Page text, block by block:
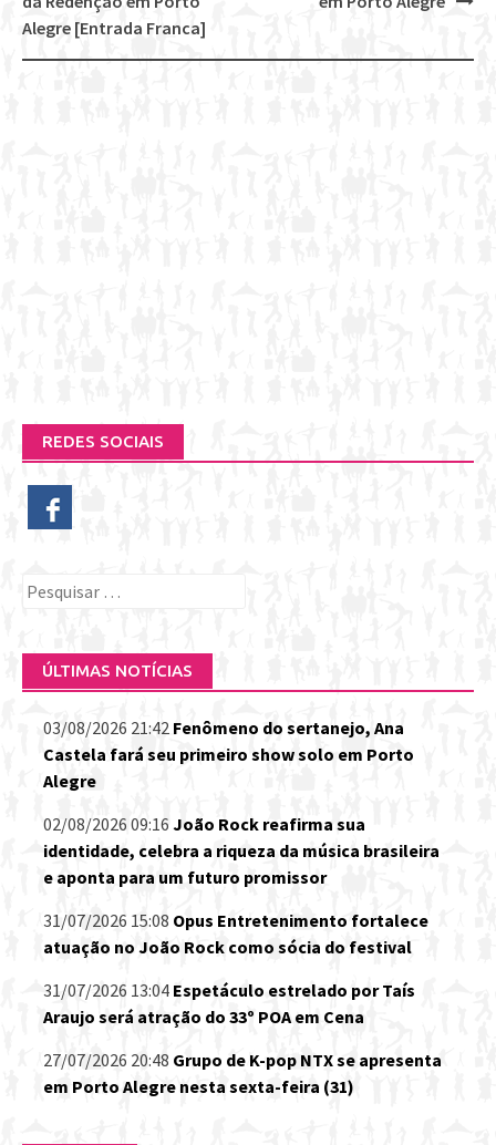
Alegre [Entrada Franca]
REDES SOCIAIS
Pesquisar
ÚLTIMAS NOTÍCIAS
03/08/2026 21:42 Fenômeno do sertanejo, Ana
Castela fará seu primeiro show solo em Porto
Alegre
02/08/2026 09:16 João Rock reafirma sua
identidade, celebra a riqueza da música brasileira
e aponta para um futuro promissor
31/07/2026 15:08 Opus Entretenimento fortalece
atuação no João Rock como sócia do festival
31/07/2026 13:04 Espetáculo estrelado por Taís
Araujo será atração do 33º POA em Cena
27/07/2026 20:48 Grupo de K-pop NTX se apresenta
em Porto Alegre nesta sexta-feira (31)